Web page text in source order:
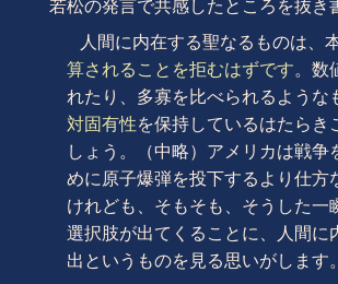
若松の発言で共感したところを抜き
人間に内在する聖なるものは、本
算されることを拒むはずです。数
れたり、多寡を比べられるような
対固有性を保持しているはたらき
しょう。（中略）アメリカは戦争
めに原子爆弾を投下するより仕方
けれども、そもそも、そうした一
選択肢が出てくることに、人間に
出というものを見る思いがします